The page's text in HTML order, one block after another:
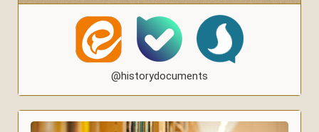
@historydocuments